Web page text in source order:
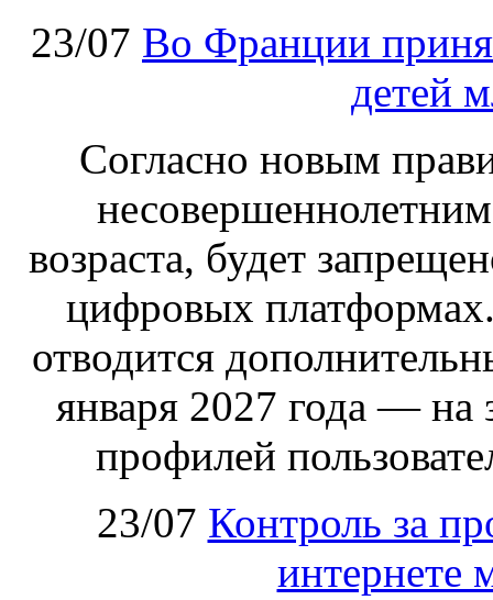
23/07 Во Франции
детей
Согласно новым
возраста, будет
цифровых
отводится
января 2027 года —
профилей
23/07 Контроль за
интернете